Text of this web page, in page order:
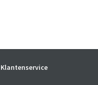
Klantenservice